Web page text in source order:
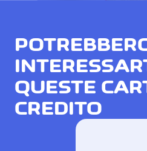
QUESTE
CREDITO